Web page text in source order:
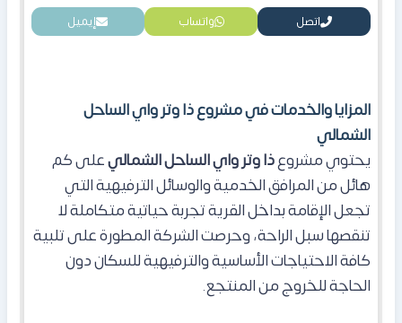
اتصل واتساب إيميل
المزايا والخدمات في مشروع ذا وتر واي الساحل
الشمالي
يحتوي مشروعذا وتر واي الساحل الشماليعلى كم
هائل من المرافق الخدمية والوسائل الترفيهية التي
تجعل الإقامة بداخل القرية تجربة حياتية متكاملة لا
تنقصها سبل الراحة، وحرصت الشركة المطورة على تلبية
كافة الاحتياجات الأساسية والترفيهية للسكان دون
الحاجة للخروج من المنتجع.